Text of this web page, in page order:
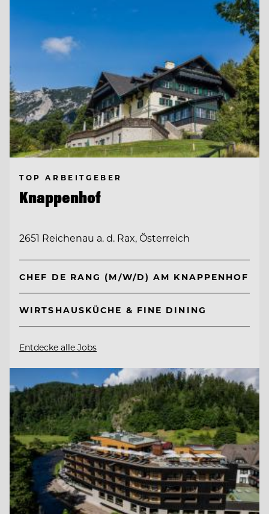
TOP ARBEITGEBER
Knappenhof
2651 Reichenau a. d. Rax, Österreich
CHEF DE RANG (M/W/D) AM KNAPPENHOF
WIRTSHAUSKÜCHE & FINE DINING
Entdecke alle Jobs